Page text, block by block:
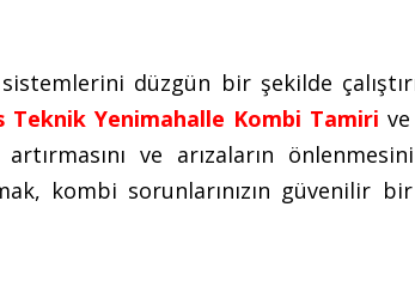
düzgün bir şekilde
Teknik Yenimahalle Kombi Tamiri ve
ve arızaların
kombi sorunlarınızın güvenilir